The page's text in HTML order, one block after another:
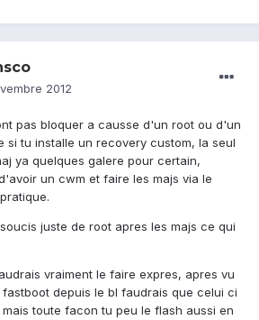
2012
pas bloquer a causse d'un root ou d'un
si tu installe un recovery custom, la seul
ya quelques galere pour certain,
un cwm et faire les majs via le
juste de root apres les majs ce qui
vraiment le faire expres, apres vu
depuis le bl faudrais que celui ci
toute facon tu peu le flash aussi en